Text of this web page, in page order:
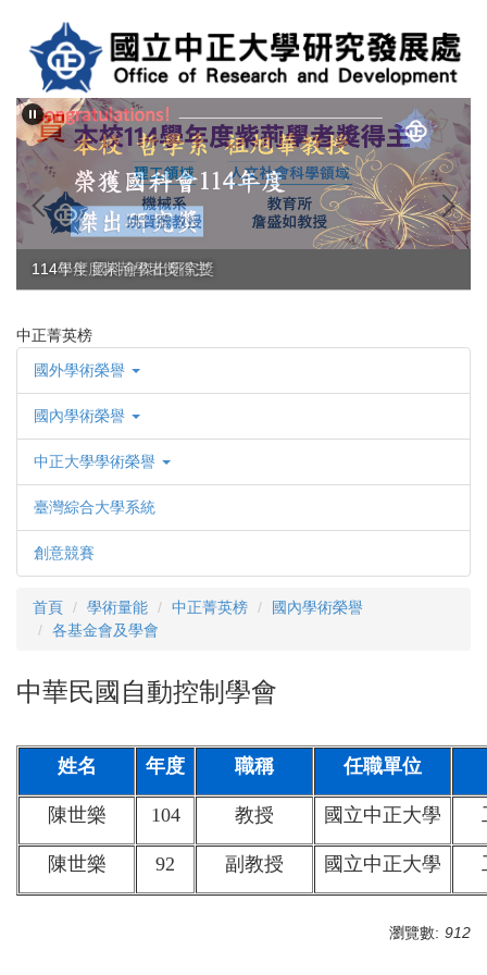
內
容
114學年度紫荊學者獎得主
114年度 國科會傑出研究獎
中正菁英榜
國外學術榮譽
國內學術榮譽
中正大學學術榮譽
臺灣綜合大學系統
創意競賽
首頁 學術量能 中正菁英榜
國內學術榮譽
各基金會及學會
中華民國自動控制學會
姓名 年度 職稱 任職單位
陳世樂 104 教授 國立中正大學
陳世樂 92 副教授 國立中正大學
瀏覽數: 912